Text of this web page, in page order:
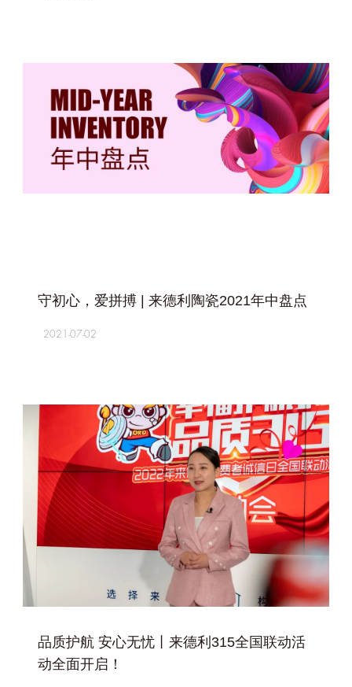
守初心，爱拼搏 | 来德利陶瓷2021年中盘点
2021-07-02
品质护航 安心无忧丨来德利315全国联动活
动全面开启！